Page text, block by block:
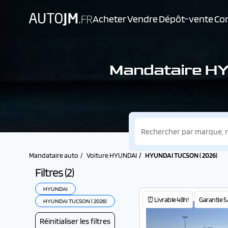
AcheterVendreDépôt-vente
Mandataire
Mandataire auto Voiture HYUNDAI HYUNDAI TUCSON ( 2026)
Filtres (2)
HYUNDAI
HYUNDAI TUCSON ( 2026)
Réinitialiser les filtres
⏰Livrable 48h! Garantie 5